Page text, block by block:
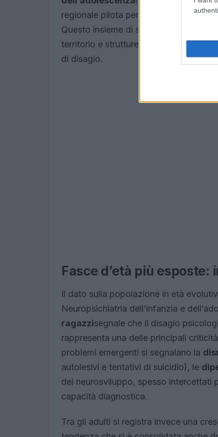
regionale pilota per i
disturbi
Questo insieme di servizi permette di
territorio e strutture residenziali,
di disagio.
Fasce d’età più
Il dato sulla popolazione in età
Neuropsichiatria dell’infanzia e
ragazzisegnale che il disagio
rappresenta una delle principali
problemi emergenti si segnalano la
autolesivi e tentativi di suicidio), le
del neurosviluppo, spesso intercettati
capacità diagnostica.
Tra gli adulti si registra invece una